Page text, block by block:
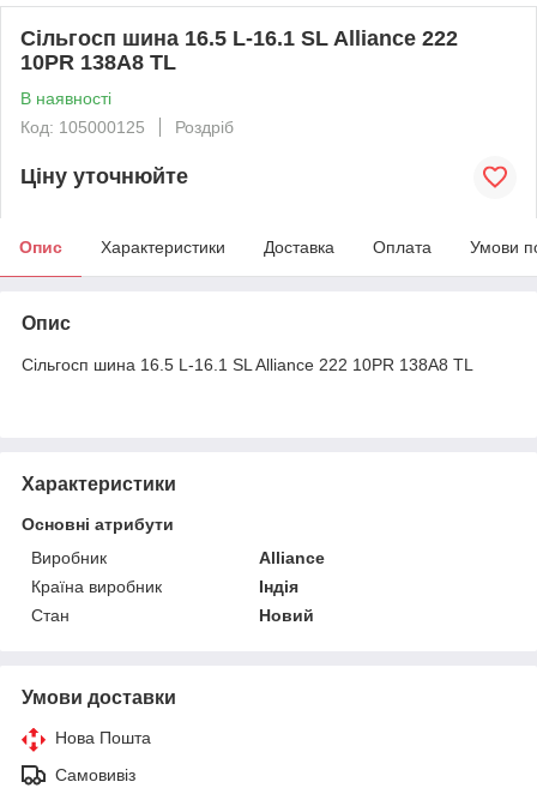
Сільгосп шина 16.5 L-16.1 SL Alliance 222
10PR 138A8 TL
В наявності
Код: 105000125
Роздріб
Ціну уточнюйте
Опис Характеристики Доставка Оплата Умови
Опис
Сільгосп шина 16.5 L-16.1 SL Alliance 222 10PR 138A8 TL
Характеристики
Основні атрибути
Виробник
Alliance
Країна виробник
Індія
Стан
Новий
Умови доставки
Нова Пошта
Самовивіз